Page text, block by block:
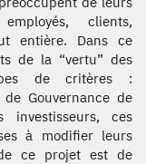
clients,
entière. Dans ce
de la “vertu” des
de critères :
Gouvernance de
investisseurs, ces
à modifier leurs
ce projet est de